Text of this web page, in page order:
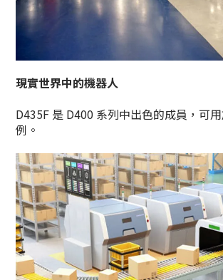
現實世界中的機器人
D435F 是 D400 系列中出色的成員，可
例。